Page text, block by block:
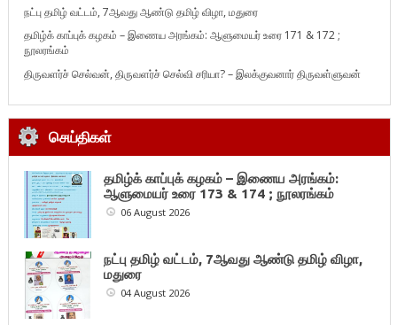
நட்பு தமிழ் வட்டம், 7ஆவது ஆண்டு தமிழ் விழா, மதுரை
தமிழ்க் காப்புக் கழகம் – இணைய அரங்கம்: ஆளுமையர் உரை 171 & 172 ;
நூலரங்கம்
திருவளர்ச் செல்வன், திருவளர்ச் செல்வி சரியா? – இலக்குவனார் திருவள்ளுவன்
செய்திகள்
தமிழ்க் காப்புக் கழகம் – இணைய அரங்கம்:
ஆளுமையர் உரை 173 & 174 ; நூலரங்கம்
06 August 2026
நட்பு தமிழ் வட்டம், 7ஆவது ஆண்டு தமிழ் விழா,
மதுரை
04 August 2026